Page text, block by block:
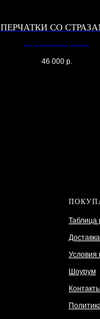
ПЕРЧАТКИ СО
46 000 р.
Таблица
Условия
Шоурум
Контакты